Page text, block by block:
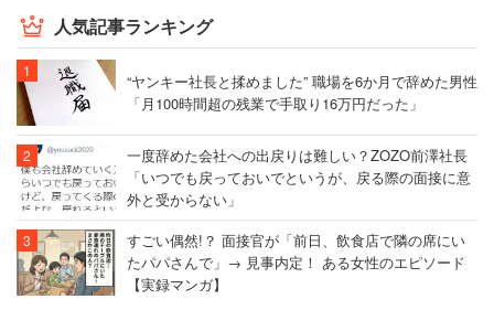
人気記事ランキング
“ヤンキー社長と揉めました” 職場を6か月で辞めた男性
「月100時間超の残業で手取り16万円だった」
一度辞めた会社への出戻りは難しい？ZOZO前澤社長
「いつでも戻っておいでというが、戻る際の面接に意
外と受からない」
すごい偶然!？ 面接官が「前日、飲食店で隣の席にい
たパパさんで」→ 見事内定！ ある女性のエピソード
【実録マンガ】